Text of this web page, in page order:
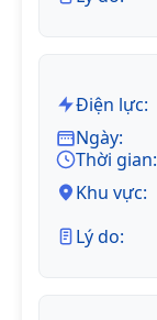
Điện lực:
Ngày:
Thời gian:
Khu vực:
Lý do: